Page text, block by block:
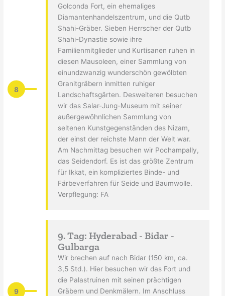
8
Golconda Fort, ein ehemaliges
Diamantenhandelszentrum, und die Qutb
Shahi-Gräber. Sieben Herrscher der Qutb
Shahi-Dynastie sowie ihre
Familienmitglieder und Kurtisanen ruhen in
diesen Mausoleen, einer Sammlung von
einundzwanzig wunderschön gewölbten
Granitgräbern inmitten ruhiger
Landschaftsgärten. Desweiteren besuchen
wir das Salar-Jung-Museum mit seiner
außergewöhnlichen Sammlung von
seltenen Kunstgegenständen des Nizam,
der einst der reichste Mann der Welt war.
Am Nachmittag besuchen wir Pochampally,
das Seidendorf. Es ist das größte Zentrum
für Ikkat, ein kompliziertes Binde- und
Färbeverfahren für Seide und Baumwolle.
Verpflegung: FA
9
9. Tag: Hyderabad - Bidar -
Gulbarga
Wir brechen auf nach Bidar (150 km, ca.
3,5 Std.). Hier besuchen wir das Fort und
die Palastruinen mit seinen prächtigen
Gräbern und Denkmälern. Im Anschluss